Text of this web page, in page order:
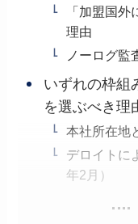
「加盟国
理由
ノーログ監
いずれの枠組
を選ぶべき理
本社所在地
デロイトに
年2月）